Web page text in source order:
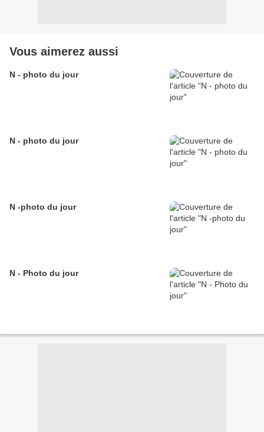
Vous aimerez aussi
N - photo du jour
N - photo du jour
N -photo du jour
N - Photo du jour